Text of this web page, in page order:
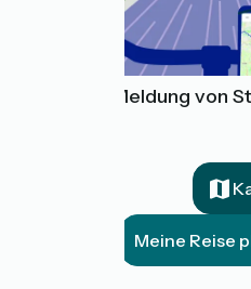
Tool zur Meldung von
Meine Reise